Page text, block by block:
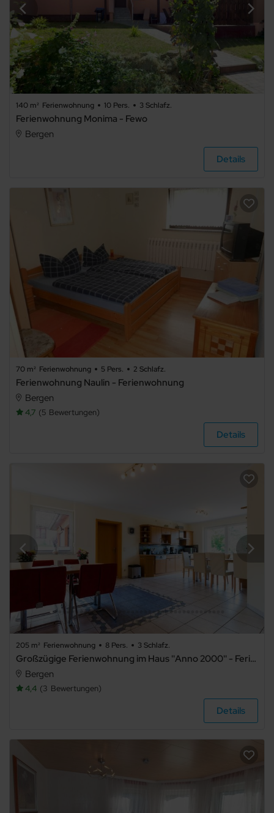
140 m² Ferienwohnung 10 Pers. 3 Schlafz.
Ferienwohnung Monima - Fewo
Bergen
Details
70 m² Ferienwohnung 5 Pers. 2 Schlafz.
Ferienwohnung Naulin - Ferienwohnung
Bergen
4,7 5 Bewertungen
Details
205 m² Ferienwohnung 8 Pers. 3 Schlafz.
Großzügige Ferienwohnung im Haus ''Anno 2000'' - Ferienwohnung im Haus ''Anno 2000''
Bergen
4,4 3 Bewertungen
Details